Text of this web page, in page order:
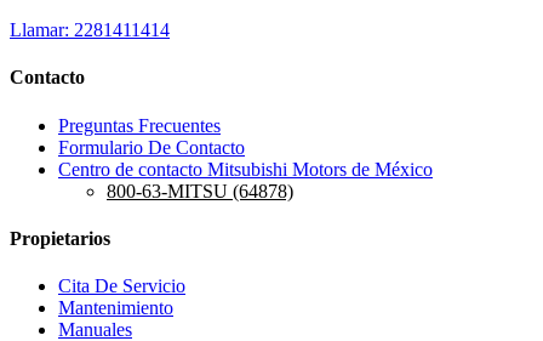
Llamar: 2281411414
Contacto
Preguntas Frecuentes
Formulario De Contacto
Centro de contacto Mitsubishi Motors de México
800-63-MITSU (64878)
Propietarios
Cita De Servicio
Mantenimiento
Manuales